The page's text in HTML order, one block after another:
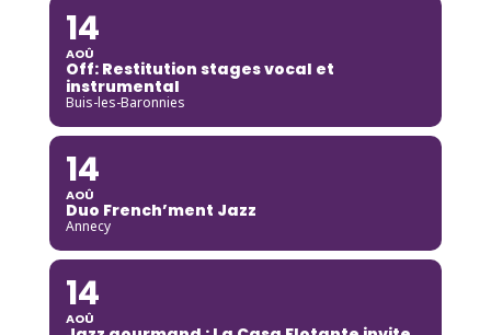
14
AOÛ
Off: Restitution stages vocal et
instrumental
Buis-les-Baronnies
14
AOÛ
Duo French’ment Jazz
Annecy
14
AOÛ